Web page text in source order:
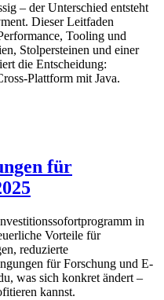
– der Unterschied entsteht
Dieser Leitfaden
Tooling und
Stolpersteinen und einer
die Entscheidung:
Plattform mit Java.
für
in
Vorteile für
reduzierte
für Forschung und E-
was sich konkret ändert –
kannst.